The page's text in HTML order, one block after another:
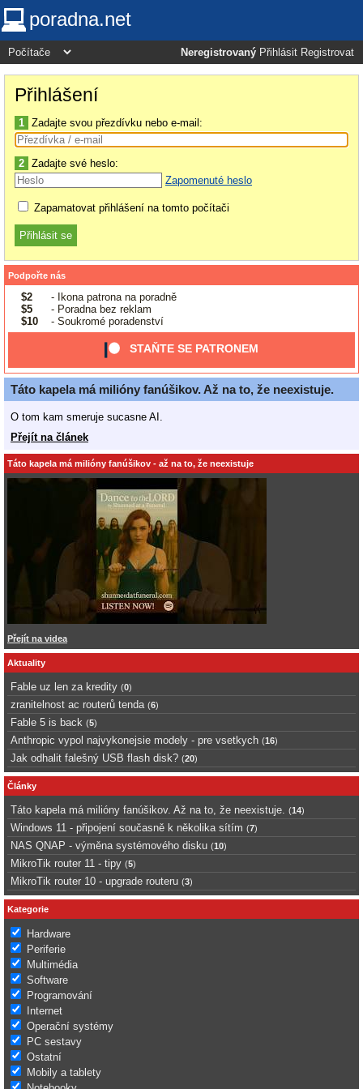
poradna.net
Neregistrovaný Přihlásit Registrovat
Přihlášení
1 Zadajte svou přezdívku nebo e-mail:
2 Zadajte své heslo:
Zapomenuté heslo
Zapamatovat přihlášení na tomto počítači
Podpořte nás
$2
- Ikona patrona na poradně
$5
- Poradna bez reklam
$10
- Soukromé poradenství
STAŇTE SE PATRONEM
Táto kapela má milióny fanúšikov. Až na to, že neexistuje.
O tom kam smeruje sucasne AI.
Přejít na článek
Táto kapela má milióny fanúšikov - až na to, že neexistuje
Přejít na videa
Aktuality
Fable uz len za kredity (0)
zranitelnost ac routerů tenda (6)
Fable 5 is back (5)
Anthropic vypol najvykonejsie modely - pre vsetkych (16)
Jak odhalit falešný USB flash disk? (20)
Články
Táto kapela má milióny fanúšikov. Až na to, že neexistuje. (14)
Windows 11 - připojení současně k několika sítím (7)
NAS QNAP - výměna systémového disku (10)
MikroTik router 11 - tipy (5)
MikroTik router 10 - upgrade routeru (3)
Kategorie
Hardware
Periferie
Multimédia
Software
Programování
Internet
Operační systémy
PC sestavy
Ostatní
Mobily a tablety